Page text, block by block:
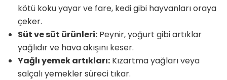
kötü koku yayar ve fare, kedi gibi hayvanları oraya
çeker.
Süt ve süt ürünleri: Peynir, yoğurt gibi artıklar
yağlıdır ve hava akışını keser.
Yağlı yemek artıkları: Kızartma yağları veya
salçalı yemekler süreci tıkar.